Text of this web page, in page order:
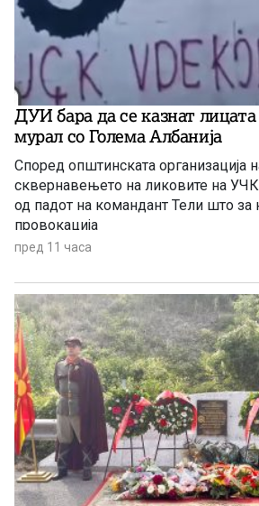
ДУИ бара да се казнат
мурал со Голема Албанија
Според општинската организација
сквернавењето на ликовите на
од падот на командант Тели што за
провокација
пред 11 часа